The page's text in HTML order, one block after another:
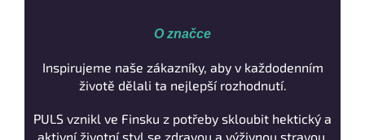
O značce
Inspirujeme naše zákazníky, aby v každodenním
životě dělali ta nejlepší rozhodnutí.
PULS vznikl ve Finsku z potřeby skloubit hektický a
aktivní životní styl se zdravou a výživnou stravou.